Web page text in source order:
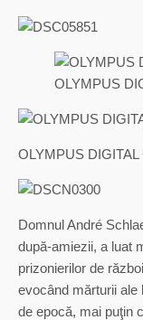
OLYMPUS
OLYMPUS
Domnul André
după-amiezii, a luat
prizonierilor de
evocând mărturii ale
de epocă, mai puţin